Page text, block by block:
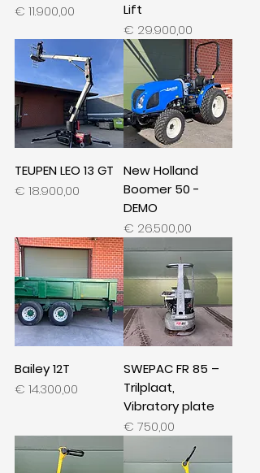
Prijs
€ 11.900,00
Lift
Prijs
€ 29.900,00
TEUPEN LEO 13 GT
Prijs
€ 18.900,00
New Holland
Boomer 50 -
DEMO
Prijs
€ 26.500,00
Bailey 12T
Prijs
€ 14.300,00
SWEPAC FR 85 –
Trilplaat,
Vibratory plate
Prijs
€ 750,00